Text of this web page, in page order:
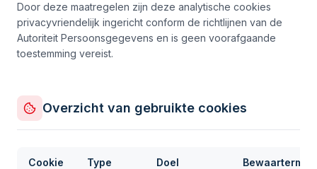
Door deze maatregelen zijn deze analytische cookies
privacyvriendelijk ingericht conform de richtlijnen van de
Autoriteit Persoonsgegevens en is geen voorafgaande
toestemming vereist.
Overzicht van gebruikte cookies
Cookie Type Doel Bewaartermijn